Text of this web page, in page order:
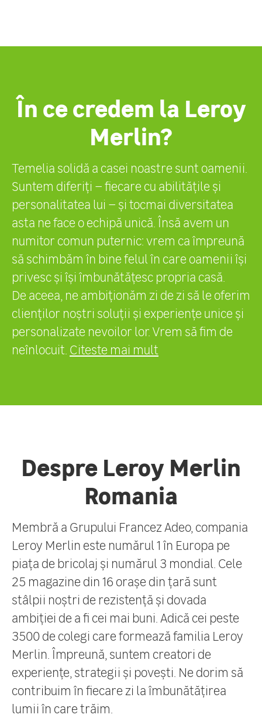
În ce credem la Leroy
Merlin?
Temelia solidă a casei noastre sunt oamenii.
Suntem diferiți – fiecare cu abilitățile și
personalitatea lui – și tocmai diversitatea
asta ne face o echipă unică. Însă avem un
numitor comun puternic: vrem ca împreună
să schimbăm în bine felul în care oamenii își
privesc și își îmbunătățesc propria casă.
De aceea, ne ambiționăm zi de zi să le oferim
clienților noștri soluții și experiențe unice și
personalizate nevoilor lor. Vrem să fim de
neînlocuit. Citeste mai mult
Despre Leroy Merlin
Romania
Membră a Grupului Francez Adeo, compania
Leroy Merlin este numărul 1 în Europa pe
piața de bricolaj și numărul 3 mondial. Cele
25 magazine din 16 orașe din țară sunt
stâlpii noștri de rezistență și dovada
ambiției de a fi cei mai buni. Adică cei peste
3500 de colegi care formează familia Leroy
Merlin. Împreună, suntem creatori de
experiențe, strategii și povești. Ne dorim să
contribuim în fiecare zi la îmbunătățirea
lumii în care trăim.